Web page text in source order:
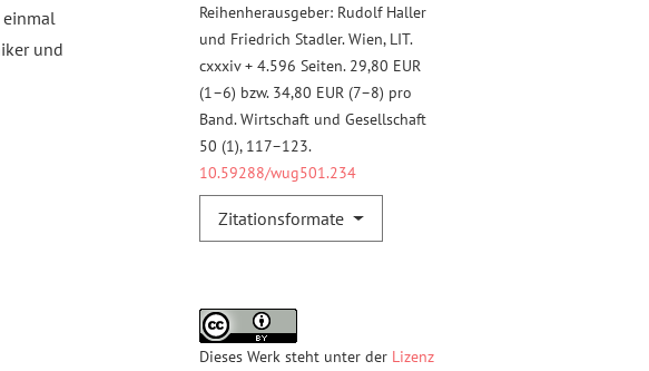
Reihenherausgeber: Rudolf Haller
und Friedrich Stadler. Wien, LIT.
cxxxiv + 4.596 Seiten. 29,80 EUR
(1–6) bzw. 34,80 EUR (7–8) pro
Band. Wirtschaft und Gesellschaft
50 (1), 117–123.
10.59288/wug501.234
Zitationsformate
Dieses Werk steht unter der Lizenz
und